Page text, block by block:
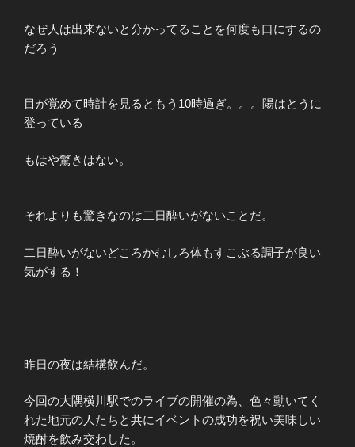
なぜ人は出来ないと分かってることを何度も口にするの
だろう
目が覚めて時計を見るともう10時過ぎ。。。陽はとうに
登っている
もはや驚きはない。
それよりも驚きなのは二日酔いがないことだ。
二日酔いがないどころかむしろ体もすこぶる調子が良い
気がする！
昨日の夜は結構飲んだ。
今回の大隅横川駅でのライブの開催の為、色々動いてく
れた地元の人たちと共にイベントの成功を祝い美味しい
焼酎を飲み交わした。